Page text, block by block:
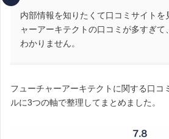
内部情報を知りたくて口コミサイトを
ャーアーキテクトの口コミが多すぎて
わかりません。
フューチャーアーキテクトに関する口コ
ルに3つの軸で整理してまとめました。